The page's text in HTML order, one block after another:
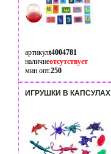
артикулt4004781
наличиеотсутствует
мин опт.250
ИГРУШКИ В